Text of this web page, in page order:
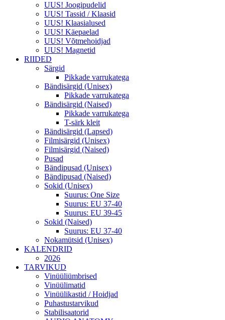
UUS! Joogipudelid
UUS! Tassid / Klaasid
UUS! Klaasialused
UUS! Käepaelad
UUS! Võtmehoidjad
UUS! Magnetid
RIIDED
Särgid
Pikkade varrukatega
Bändisärgid (Unisex)
Pikkade varrukatega
Bändisärgid (Naised)
Pikkade varrukatega
T-särk kleit
Bändisärgid (Lapsed)
Filmisärgid (Unisex)
Filmisärgid (Naised)
Pusad
Bändipusad (Unisex)
Bändipusad (Naised)
Sokid (Unisex)
Suurus: One Size
Suurus: EU 37-40
Suurus: EU 39-45
Sokid (Naised)
Suurus: EU 37-40
Nokamütsid (Unisex)
KALENDRID
2026
TARVIKUD
Vinüüliümbrised
Vinüülimatid
Vinüülikastid / Hoidjad
Puhastustarvikud
Stabilisaatorid